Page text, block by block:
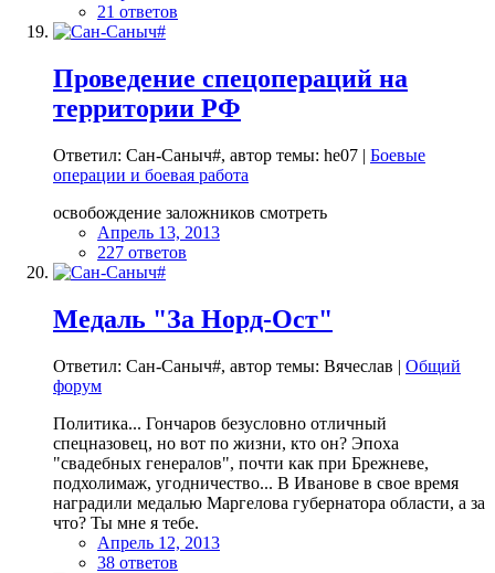
21 ответов
Проведение спецопераций на
территории РФ
Ответил: Сан-Саныч#, автор темы: he07 | Боевые
операции и боевая работа
освобождение заложников смотреть
Апрель 13, 2013
227 ответов
Медаль "За Норд-Ост"
Ответил: Сан-Саныч#, автор темы: Вячеслав | Общий
форум
Политика... Гончаров безусловно отличный
спецназовец, но вот по жизни, кто он? Эпоха
"свадебных генералов", почти как при Брежневе,
подхолимаж, угодничество... В Иванове в свое время
наградили медалью Маргелова губернатора области, а за
что? Ты мне я тебе.
Апрель 12, 2013
38 ответов